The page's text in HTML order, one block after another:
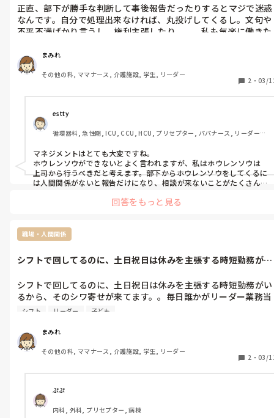
正直、部下が勝手な判断して事後報告だったりするとマジで迷惑
なんです。自分で処理出来なければ、丸投げしてくるし。文句や
不平不満ばかり言うし、権利主張したり、、、私も気楽に働きた
まみれ
その他の科, ママナース, 介護施設, 学生, リーダー
2 ・ 03/
estty
循環器科, 急性期, ICU, CCU, HCU, プリセプター, パパナース, リーダー,
マネジメントはとても大変ですね。
ホウレンソウができないとよく言われますが、私はホウレンソウは
上司から行うべきだと考えます。部下からホウレンソウをしてくるに
は人間関係がないと報告だけになり、相談が来ないことがたくさん
いいチームを作るために、我慢強く頑張りましょう
回答をもっと見る
職場・人間関係
シフトで回してるのに、土日祝日は休みを主張する時短勤務がい
シフトで回してるのに、土日祝日は休みを主張する時短勤務がい
るから、そのシワ寄せが来てます。。毎日誰かがリーダー業務当
たるんだけど、できません‥と言い、週一しか入らず。。権利主
シフト リーダー 子ども
まみれ
その他の科, ママナース, 介護施設, 学生, リーダー
2 ・ 03/
ぷぷ
内科, 外科, プリセプター, 病棟